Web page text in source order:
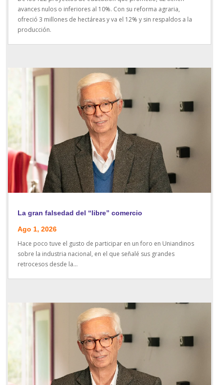
avances nulos o inferiores al 10%. Con su reforma agraria,
ofreció 3 millones de hectáreas y va el 12% y sin respaldos a la
producción.
La gran falsedad del “libre” comercio
Ago 1, 2026
Hace poco tuve el gusto de participar en un foro en Uniandinos
sobre la industria nacional, en el que señalé sus grandes
retrocesos desde la...